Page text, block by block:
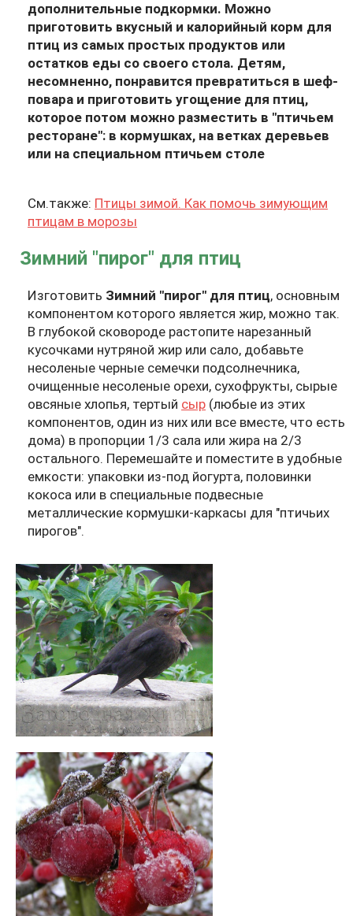
дополнительные подкормки. Можно
приготовить вкусный и калорийный корм для
птиц из самых простых продуктов или
остатков еды со своего стола. Детям,
несомненно, понравится превратиться в шеф-
повара и приготовить угощение для птиц,
которое потом можно разместить в "птичьем
ресторане": в кормушках, на ветках деревьев
или на специальном птичьем столе
См.также: Птицы зимой. Как помочь зимующим
птицам в морозы
Зимний "пирог" для птиц
Изготовить Зимний "пирог" для птиц, основным
компонентом которого является жир, можно так.
В глубокой сковороде растопите нарезанный
кусочками нутряной жир или сало, добавьте
несоленые черные семечки подсолнечника,
очищенные несоленые орехи, сухофрукты, сырые
овсяные хлопья, тертый сыр (любые из этих
компонентов, один из них или все вместе, что есть
дома) в пропорции 1/3 сала или жира на 2/3
остального. Перемешайте и поместите в удобные
емкости: упаковки из-под йогурта, половинки
кокоса или в специальные подвесные
металлические кормушки-каркасы для "птичьих
пирогов".